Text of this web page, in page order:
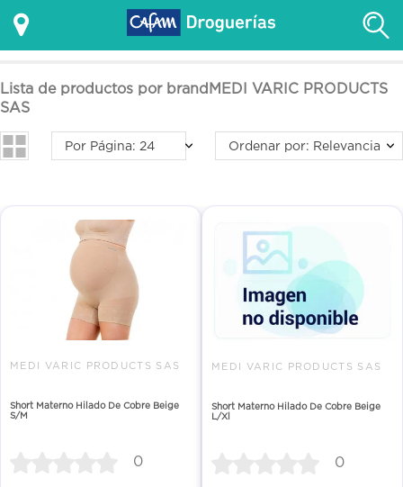
Lista de productos por brandMEDI VARIC PRODUCTS
SAS
Por Página: 24 Ordenar por: Relevancia
MEDI VARIC PRODUCTS SAS
Short Materno Hilado De Cobre Beige
S/M
0
MEDI VARIC PRODUCTS SAS
Short Materno Hilado De Cobre Beige
L/Xl
0